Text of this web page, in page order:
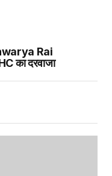
Rai
का दरवाजा